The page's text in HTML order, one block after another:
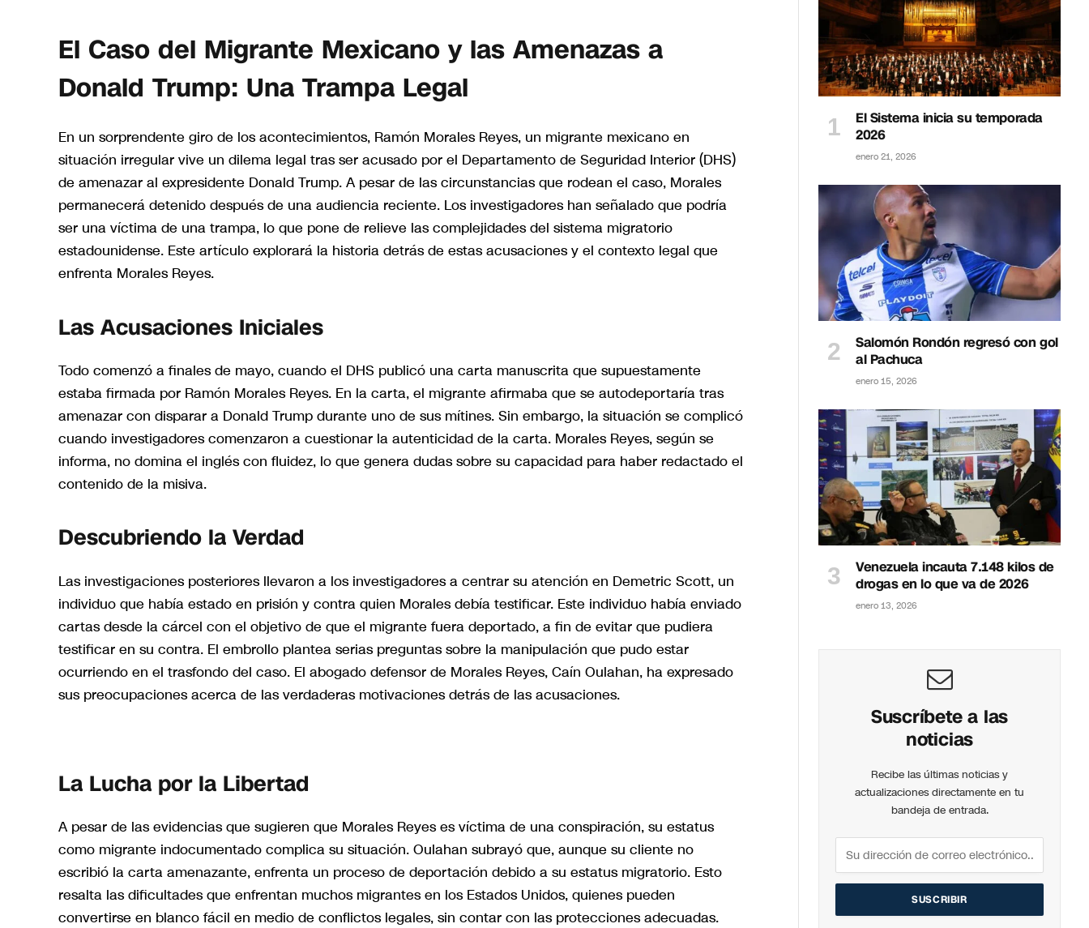
El Caso del Migrante Mexicano y las Amenazas a
Donald Trump: Una Trampa Legal
En un sorprendente giro de los acontecimientos, Ramón Morales Reyes, un migrante mexicano en
situación irregular vive un dilema legal tras ser acusado por el Departamento de Seguridad Interior (DHS)
de amenazar al expresidente Donald Trump. A pesar de las circunstancias que rodean el caso, Morales
permanecerá detenido después de una audiencia reciente. Los investigadores han señalado que podría
ser una víctima de una trampa, lo que pone de relieve las complejidades del sistema migratorio
estadounidense. Este artículo explorará la historia detrás de estas acusaciones y el contexto legal que
enfrenta Morales Reyes.
Las Acusaciones Iniciales
Todo comenzó a finales de mayo, cuando el DHS publicó una carta manuscrita que supuestamente
estaba firmada por Ramón Morales Reyes. En la carta, el migrante afirmaba que se autodeportaría tras
amenazar con disparar a Donald Trump durante uno de sus mítines. Sin embargo, la situación se complicó
cuando investigadores comenzaron a cuestionar la autenticidad de la carta. Morales Reyes, según se
informa, no domina el inglés con fluidez, lo que genera dudas sobre su capacidad para haber redactado el
contenido de la misiva.
Descubriendo la Verdad
Las investigaciones posteriores llevaron a los investigadores a centrar su atención en Demetric Scott, un
individuo que había estado en prisión y contra quien Morales debía testificar. Este individuo había enviado
cartas desde la cárcel con el objetivo de que el migrante fuera deportado, a fin de evitar que pudiera
testificar en su contra. El embrollo plantea serias preguntas sobre la manipulación que pudo estar
ocurriendo en el trasfondo del caso. El abogado defensor de Morales Reyes, Caín Oulahan, ha expresado
sus preocupaciones acerca de las verdaderas motivaciones detrás de las acusaciones.
La Lucha por la Libertad
A pesar de las evidencias que sugieren que Morales Reyes es víctima de una conspiración, su estatus
como migrante indocumentado complica su situación. Oulahan subrayó que, aunque su cliente no
escribió la carta amenazante, enfrenta un proceso de deportación debido a su estatus migratorio. Esto
resalta las dificultades que enfrentan muchos migrantes en los Estados Unidos, quienes pueden
convertirse en blanco fácil en medio de conflictos legales, sin contar con las protecciones adecuadas.
El Sistema inicia su temporada
2026
enero 21, 2026
Salomón Rondón regresó con gol
al Pachuca
enero 15, 2026
Venezuela incauta 7.148 kilos de
drogas en lo que va de 2026
enero 13, 2026
Suscríbete a las
noticias
Recibe las últimas noticias y
actualizaciones directamente en tu
bandeja de entrada.